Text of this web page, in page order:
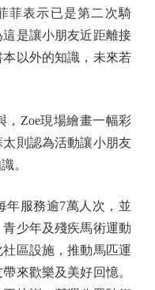
菲表示已是第二次騎
是讓小朋友近距離接
以外的知識，未來若
Zoe現場繪畫一幅彩
則認為活動讓小朋友
。
服務逾7萬人次，並
少年及殘疾馬術運動
區設施，推動馬匹運
來歡樂及美好回憶。